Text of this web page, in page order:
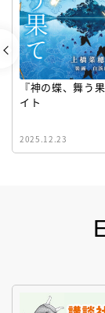
『神の蝶、舞う
イト
2025.12.23